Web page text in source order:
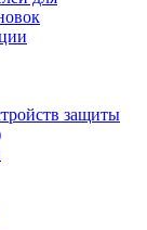
защиты